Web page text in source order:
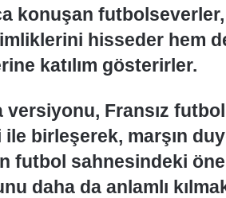
konuşan
hisseder hem
katılım gösterirler.
versiyonu, Fransız
birleşerek, marşın
futbol sahnesindeki
daha da anlamlı